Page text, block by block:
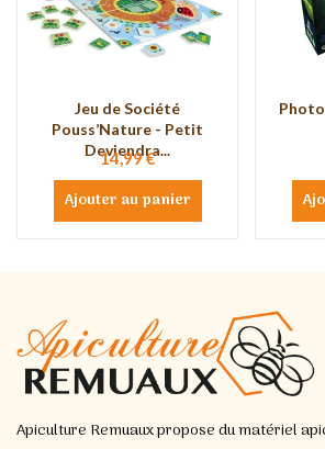
Jeu de Société
Pouss’Nature - Petit
Deviendra...
14,99 €
Ajouter au panier
Apiculture Remuaux propose du matériel